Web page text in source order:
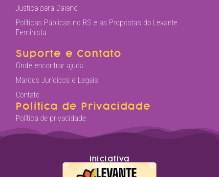
Justiça para Daiane
Políticas Públicas no RS e as Propostas do Levante
Feminista
Suporte e Contato
Onde encontrar ajuda
Marcos Jurídicos e Legais
Contato
Política de Privacidade
Política de privacidade
iniciativa